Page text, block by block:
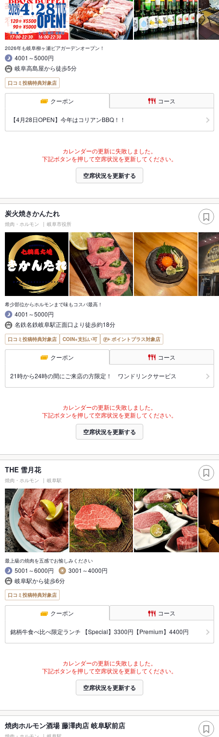
2026年も岐阜柳ヶ瀬ビアガーデンオープン！
4001～5000円
岐阜高島屋から徒歩5分
口コミ投稿特典対象店
クーポン コース
【4月28日OPEN】今年はコリアンBBQ！！
カレンダーの更新に失敗しました。
下記ボタンを押して空席状況を更新してください。
空席状況を更新する
炭火焼きかんたれ
焼肉・ホルモン 岐阜市役所
希少部位からホルモンまで味もコスパ最高！
4001～5000円
名鉄名鉄岐阜駅正面口より徒歩約18分
口コミ投稿特典対象店 COIN+支払い可 ポイントプラス対象店
クーポン コース
21時から24時の間にご来店の方限定！ ワンドリンクサービス
カレンダーの更新に失敗しました。
下記ボタンを押して空席状況を更新してください。
空席状況を更新する
THE 雪月花
焼肉・ホルモン 岐阜駅
最上級の焼肉を五感でお愉しみください
5001～6000円
3001～4000円
岐阜駅から徒歩6分
口コミ投稿特典対象店
クーポン コース
銘柄牛食べ比べ限定ランチ 【Special】3300円【Premium】4400円
カレンダーの更新に失敗しました。
下記ボタンを押して空席状況を更新してください。
空席状況を更新する
焼肉ホルモン酒場 藤澤肉店 岐阜駅前店